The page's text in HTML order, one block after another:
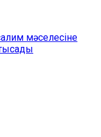
мәселесіне